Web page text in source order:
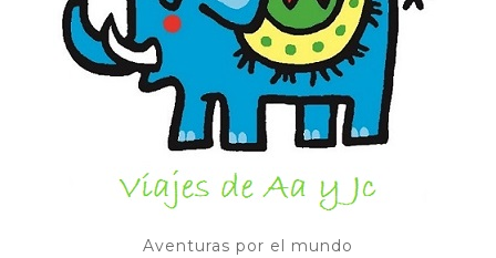
Aventuras por el mundo